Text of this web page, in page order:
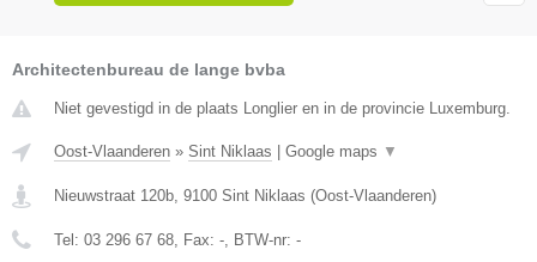
Architectenbureau de lange bvba
Niet gevestigd in de plaats Longlier en in de provincie Luxemburg.
Oost-Vlaanderen » Sint Niklaas Google maps ▼
Nieuwstraat 120b, 9100 Sint Niklaas (Oost-Vlaanderen)
Tel: 03 296 67 68, Fax: -, BTW-nr: -